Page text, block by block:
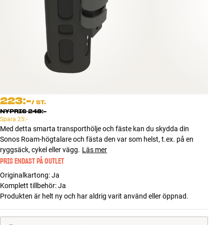
Tillbehör
INSPIRATION
MÄRKEN
ERBJUDANDEN
Hitta Butik
Kundtjänst
Logga in
Bygg med ljud
Företag
223:-/ ST.
NYPRIS248:-
Spara 25:-
Med detta smarta transporthölje och fäste kan du skydda din
Sonos Roam-högtalare och fästa den var som helst, t.ex. på en
ryggsäck, cykel eller vägg. Läs mer
PRIS ENDAST PÅ OUTLET
Originalkartong:Ja
Komplett tillbehör:Ja
Produkten är helt ny och har aldrig varit använd eller öppnad.